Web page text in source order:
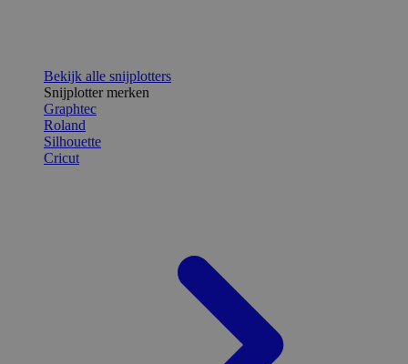
Bekijk alle snijplotters
Snijplotter merken
Graphtec
Roland
Silhouette
Cricut